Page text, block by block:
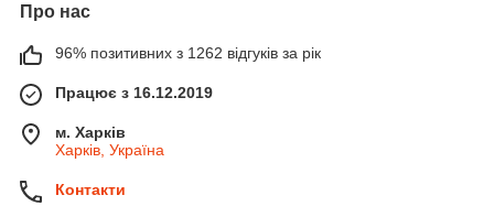
Про нас
96% позитивних з 1262 відгуків за рік
Працює з 16.12.2019
м. Харків
Харків, Україна
Контакти